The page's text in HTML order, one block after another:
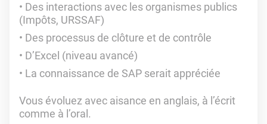
Des interactions avec les organismes publics
(Impôts, URSSAF)
Des processus de clôture et de contrôle
D’Excel (niveau avancé)
La connaissance de SAP serait appréciée
Vous évoluez avec aisance en anglais, à l’écrit
comme à l’oral.